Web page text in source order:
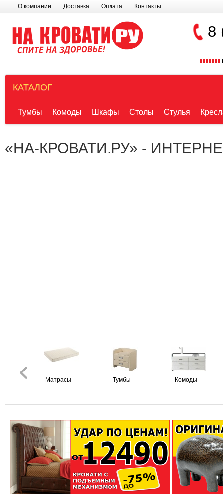
О компании Доставка Оплата Контакты
8
КАТАЛОГ
Тумбы Комоды Шкафы Столы Стулья
«НА-КРОВАТИ.РУ» -
Матрасы Тумбы Комоды